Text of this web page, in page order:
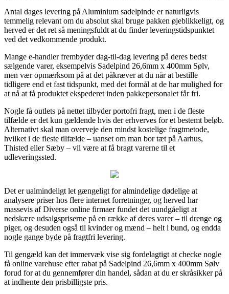
Antal dages levering på Aluminium sadelpinde er naturligvis
temmelig relevant om du absolut skal bruge pakken øjeblikkeligt, og
herved er det ret så meningsfuldt at du finder leveringstidspunktet
ved det vedkommende produkt.
Mange e-handler frembyder dag-til-dag levering på deres bedst
sælgende varer, eksempelvis Sadelpind 26,6mm x 400mm Sølv,
men vær opmærksom på at det påkræver at du når at bestille
tidligere end et fast tidspunkt, med det formål at de har mulighed for
at nå at få produktet ekspederet inden pakkepersonalet får fri.
Nogle få outlets på nettet tilbyder portofri fragt, men i de fleste
tilfælde er det kun gældende hvis der erhverves for et bestemt beløb.
Alternativt skal man overveje den mindst kostelige fragtmetode,
hvilket i de fleste tilfælde – uanset om man bor tæt på Aarhus,
Thisted eller Sæby – vil være at få bragt varerne til et
udleveringssted.
Det er ualmindeligt let gængeligt for almindelige dødelige at
analysere priser hos flere internet forretninger, og herved har
massevis af Diverse online firmaer fundet det uundgåeligt at
nedskære udsalgspriserne på en række af deres varer – til drenge og
piger, og desuden også til kvinder og mænd – helt i bund, og endda
nogle gange byde på fragtfri levering.
Til gengæld kan det immervæk vise sig fordelagtigt at checke nogle
få online varehuse efter rabat på Sadelpind 26,6mm x 400mm Sølv
forud for at du gennemfører din handel, sådan at du er skråsikker på
at indhente den prisbilligste pris.